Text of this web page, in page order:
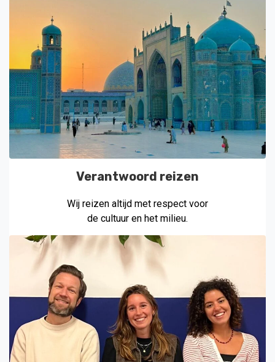
Verantwoord reizen
Wij reizen altijd met respect voor
de cultuur en het milieu.